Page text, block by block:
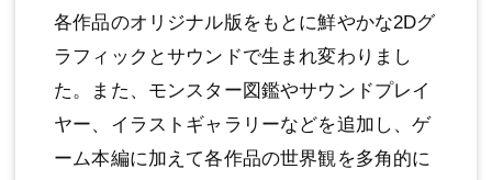
各作品のオリジナル版をもとに鮮やかな2Dグ
ラフィックとサウンドで生まれ変わりまし
た。また、モンスター図鑑やサウンドプレイ
ヤー、イラストギャラリーなどを追加し、ゲ
ーム本編に加えて各作品の世界観を多角的に